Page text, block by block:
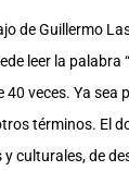
de Guillermo
leer la palabra
veces. Ya sea
términos. El
y culturales, de